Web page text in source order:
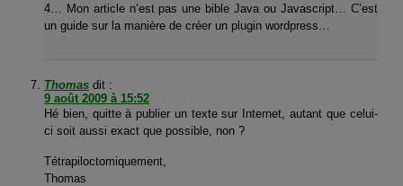
4… Mon article n’est pas une bible Java ou Javascript… C’est
un guide sur la manière de créer un plugin wordpress…
Thomas dit :
9 août 2009 à 15:52
Hé bien, quitte à publier un texte sur Internet, autant que celui-
ci soit aussi exact que possible, non ?
Tétrapiloctomiquement,
Thomas